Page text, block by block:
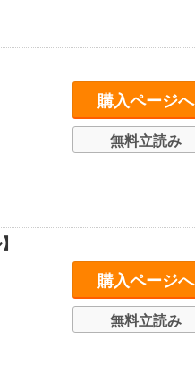
購入ページへ
無料立読み
購入ページへ
無料立読み